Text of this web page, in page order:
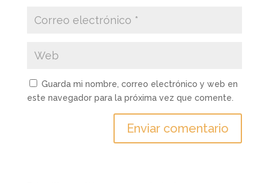
Guarda mi nombre, correo electrónico y web en
este navegador para la próxima vez que comente.